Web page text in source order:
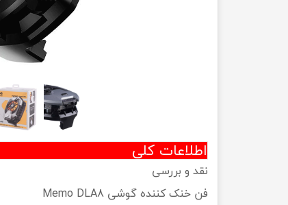
اطلاعات کلی
نقد و بررسی
فن خنک کننده گوشی Memo DLA8